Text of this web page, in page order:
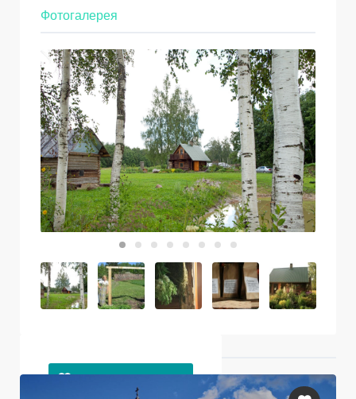
Фотогалерея